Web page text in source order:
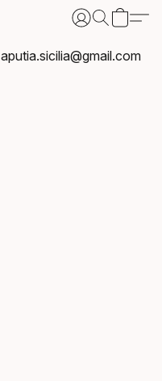
aputia.sicilia@gmail.com